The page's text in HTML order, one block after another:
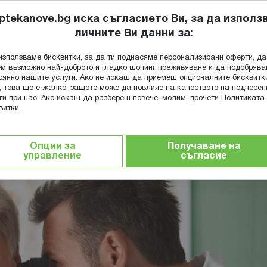
Търсене
ГРИЖА ЗА МАЙКАТА И ДЕТЕТО ХРАНИТЕЛНИ ДОБАВКИ
и лечение
иска съгласието Ви, за да
личните Ви данни за:
бисквитки, за да ти поднасяме персонализирани оферти, да
възможно най-доброто и гладко шопинг преживяване и да
нашите услуги. Ако не искаш да приемеш опционалните
това ще е жалко, защото може да повлияе на качеството на
при нас. Ако искаш да разбереш повече, молим, прочети
Политиката
.
Опции за
управление
Получаване на
съгласие